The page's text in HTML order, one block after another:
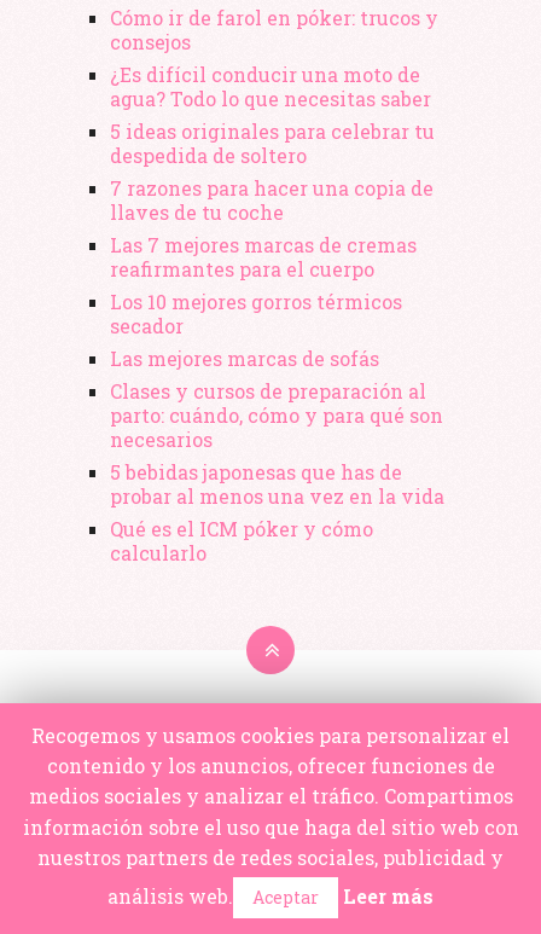
Cómo ir de farol en póker: trucos y
consejos
¿Es difícil conducir una moto de
agua? Todo lo que necesitas saber
5 ideas originales para celebrar tu
despedida de soltero
7 razones para hacer una copia de
llaves de tu coche
Las 7 mejores marcas de cremas
reafirmantes para el cuerpo
Los 10 mejores gorros térmicos
secador
Las mejores marcas de sofás
Clases y cursos de preparación al
parto: cuándo, cómo y para qué son
necesarios
5 bebidas japonesas que has de
probar al menos una vez en la vida
Qué es el ICM póker y cómo
calcularlo
2026 © copyrightCotilleame.net
Recogemos y usamos cookies para personalizar el
contenido y los anuncios, ofrecer funciones de
medios sociales y analizar el tráfico. Compartimos
información sobre el uso que haga del sitio web con
nuestros partners de redes sociales, publicidad y
análisis web.
Aceptar Leer más